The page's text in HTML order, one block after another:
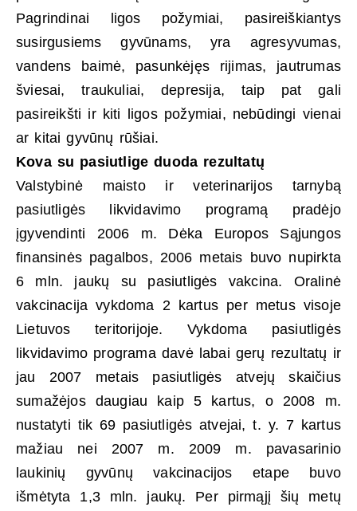
Pagrindinai ligos požymiai, pasireiškiantys
susirgusiems gyvūnams, yra agresyvumas,
vandens baimė, pasunkėjęs rijimas, jautrumas
šviesai, traukuliai, depresija, taip pat gali
pasireikšti ir kiti ligos požymiai, nebūdingi vienai
ar kitai gyvūnų rūšiai.
Kova su pasiutlige duoda rezultatų
Valstybinė maisto ir veterinarijos tarnybą
pasiutligės likvidavimo programą pradėjo
įgyvendinti 2006 m. Dėka Europos Sąjungos
finansinės pagalbos, 2006 metais buvo nupirkta
6 mln. jaukų su pasiutligės vakcina. Oralinė
vakcinacija vykdoma 2 kartus per metus visoje
Lietuvos teritorijoje. Vykdoma pasiutligės
likvidavimo programa davė labai gerų rezultatų ir
jau 2007 metais pasiutligės atvejų skaičius
sumažėjos daugiau kaip 5 kartus, o 2008 m.
nustatyti tik 69 pasiutligės atvejai, t. y. 7 kartus
mažiau nei 2007 m. 2009 m. pavasarinio
laukinių gyvūnų vakcinacijos etape buvo
išmėtyta 1,3 mln. jaukų. Per pirmąjį šių metų